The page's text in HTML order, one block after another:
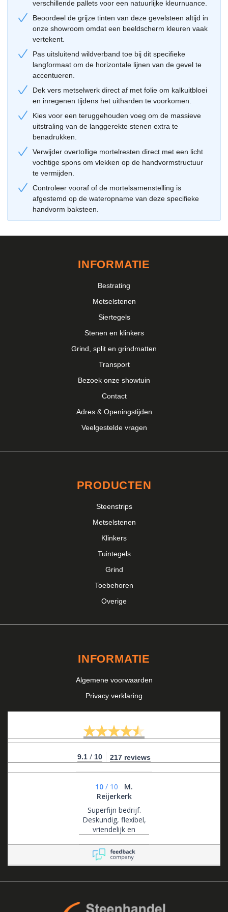
ontwerpen waar grote glaspartijen en strakke kaders centraal
staan. Ook in de industriële architectuur komt deze handvorm
grijseen eigentijdse oplossing die toch de warmte van keramisch
materiaal behoudt. Het is een steen die niet gebonden is aan een
specifieke trend, maar door zijn neutrale kleur jarenlang relevant
blijft.
Combinatietips van de Geba 500
Voor het beste resultaat combineer je deze steen met een
specifieke verwerkingsmethode met dunne voegen. Dit benadrukt
het massieve karakter van het metselwerk. Combineer de grijze
gevel met zwarte of antracietkleurige kozijnen voor een krachtig
contrast, of kies juist voor licht hout om de gevel een zachtere
uitstraling te geven. Gebruik onzeadviestoolom te zien hoe deze
verschillende pallets voor een natuurlijke kleurnuance.
Beoordeel de grijze tinten van deze gevelsteen altijd in
onze showroom omdat een beeldscherm kleuren vaak
vertekent.
Pas uitsluitend wildverband toe bij dit specifieke
langformaat om de horizontale lijnen van de gevel te
accentueren.
Dek vers metselwerk direct af met folie om kalkuitbloei
en inregenen tijdens het uitharden te voorkomen.
Kies voor een teruggehouden voeg om de massieve
uitstraling van de langgerekte stenen extra te
benadrukken.
Verwijder overtollige mortelresten direct met een licht
vochtige spons om vlekken op de handvormstructuur
te vermijden.
Controleer vooraf of de mortelsamenstelling is
afgestemd op de wateropname van deze specifieke
handvorm baksteen.
INFORMATIE
Bestrating
Metselstenen
Siertegels
Stenen en klinkers
Grind, split en grindmatten
Transport
Bezoek onze showtuin
Contact
Adres & Openingstijden
Veelgestelde vragen
PRODUCTEN
Steenstrips
Metselstenen
Klinkers
Tuintegels
Grind
Toebehoren
Overige
INFORMATIE
Algemene voorwaarden
Privacy verklaring
9.1 / 10 217 reviews
10 / 10
M.
Reijerkerk
Superfijn bedrijf.
Deskundig, flexibel,
vriendelijk en